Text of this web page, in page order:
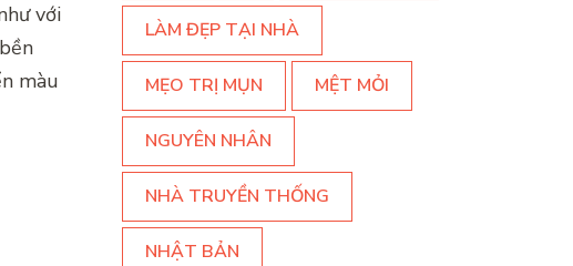
với
màu
LÀM ĐẸP TẠI NHÀ
MẸO TRỊ MỤN MỆT MỎI
NGUYÊN NHÂN
NHÀ TRUYỀN THỐNG
NHẬT BẢN